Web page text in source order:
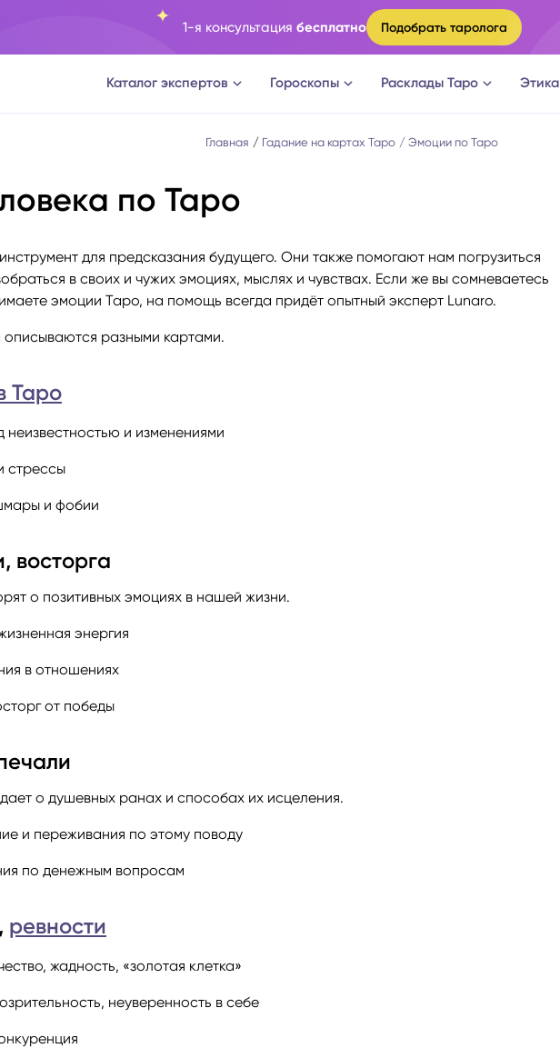
1-я консультация бесплатно Подобрать таролога
Каталог экспертов
Астрологи
Матрица судьбы
Расстановки
Гороскопы
Овен
Рак
Козерог
Расклады Таро
Расклад Таро на судьбу
Расклад Таро на мужчину
Этика
Главная Гадание на картах Таро Эмоции по Таро
по Таро
для предсказания будущего. Они также помогают нам погрузиться
в своих и чужих эмоциях, мыслях и чувствах. Если же вы сомневаетесь
эмоции Таро, на помощь всегда придёт опытный эксперт Lunaro.
разными картами.
Таро
неизвестностью и изменениями
стрессы
и фобии
восторга
о позитивных эмоциях в нашей жизни.
энергия
в отношениях
от победы
о душевных ранах и способах их исцеления.
и переживания по этому поводу
по денежным вопросам
, ревности
жадность, «золотая клетка»
неуверенность в себе